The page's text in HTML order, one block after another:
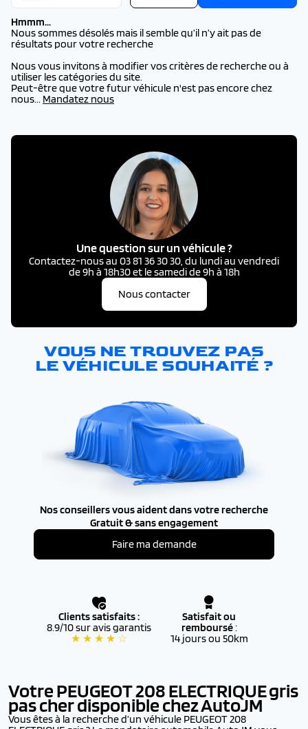
Hmmm...
Nous sommes désolés mais il semble qu’il n’y ait pas de
résultats pour votre recherche
Nous vous invitons à modifier vos critères de recherche ou à
utiliser les catégories du site.
Peut-être que votre futur véhicule n'est pas encore chez
nous... Mandatez nous
Une question sur un véhicule ?
Contactez-nous au 03 81 36 30 30, du lundi au vendredi
de 9h à 18h30 et le samedi de 9h à 18h
Nous contacter
VOUS NE TROUVEZ PAS
LE VÉHICULE SOUHAITÉ ?
Nos conseillers vous aident dans votre recherche
Gratuit & sans engagement
Faire ma demande
Clients satisfaits :
8.9/10 sur avis garantis
★ ★ ★ ★ ☆
Satisfait ou
remboursé:
14 jours ou 50km
Votre PEUGEOT 208 ELECTRIQUEgris
pas cher disponible chez AutoJM
Vous êtes à la recherche d’un véhicule PEUGEOT 208